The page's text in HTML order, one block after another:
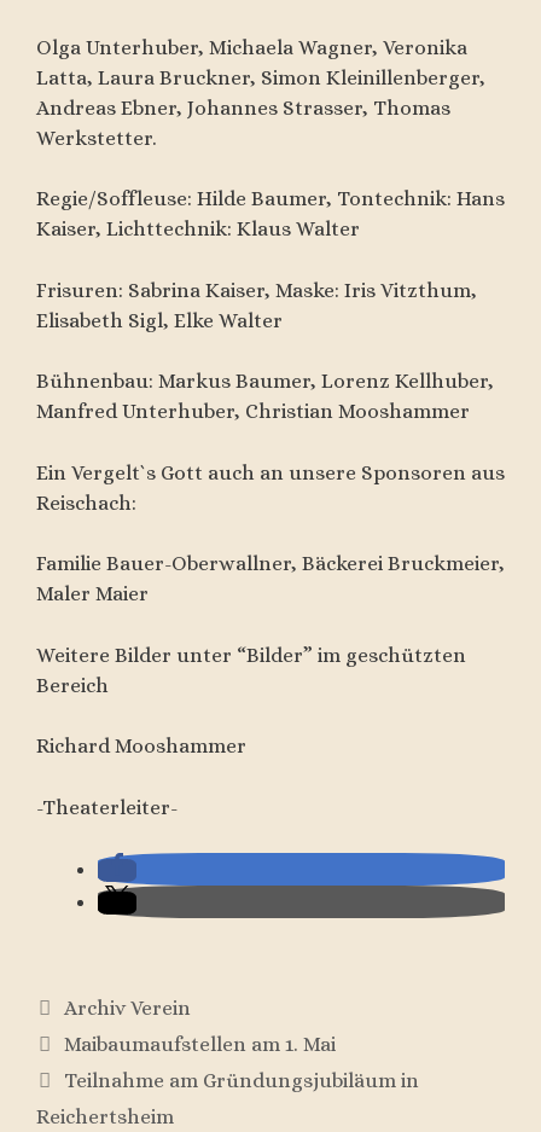
Olga Unterhuber, Michaela Wagner, Veronika
Latta, Laura Bruckner, Simon Kleinillenberger,
Andreas Ebner, Johannes Strasser, Thomas
Werkstetter.
Regie/Soffleuse: Hilde Baumer, Tontechnik: Hans
Kaiser, Lichttechnik: Klaus Walter
Frisuren: Sabrina Kaiser, Maske: Iris Vitzthum,
Elisabeth Sigl, Elke Walter
Bühnenbau: Markus Baumer, Lorenz Kellhuber,
Manfred Unterhuber, Christian Mooshammer
Ein Vergelt`s Gott auch an unsere Sponsoren aus
Reischach:
Familie Bauer-Oberwallner, Bäckerei Bruckmeier,
Maler Maier
Weitere Bilder unter “Bilder” im geschützten
Bereich
Richard Mooshammer
-Theaterleiter-
Kategorien
Archiv Verein
Maibaumaufstellen am 1. Mai
Teilnahme am Gründungsjubiläum in
Reichertsheim